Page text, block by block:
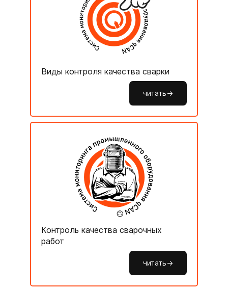
Виды контроля качества сварки
читать->
Контроль качества сварочных
работ
читать->